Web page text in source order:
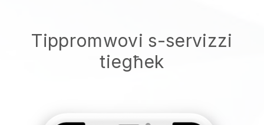
Tippromwovi s-servizzi
tiegħek